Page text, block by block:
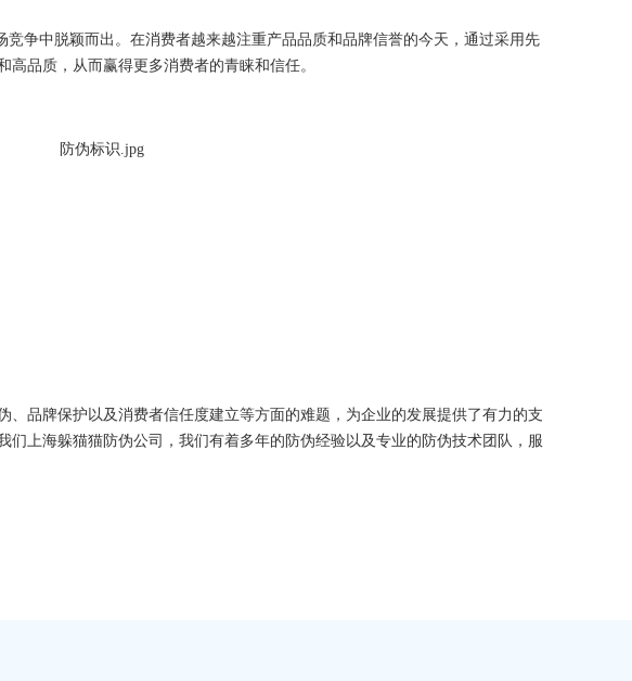
争中脱颖而出。在消费者越来越注重产品品质和品牌信誉的今天，通过采用先
品质，从而赢得更多消费者的青睐和信任。
品牌保护以及消费者信任度建立等方面的难题，为企业的发展提供了有力的支
上海躲猫猫防伪公司，我们有着多年的防伪经验以及专业的防伪技术团队，服